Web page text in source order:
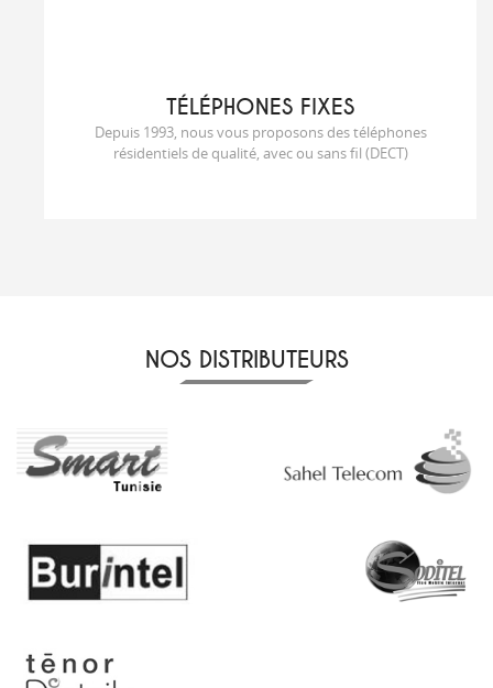
TÉLÉPHONES FIXES
Depuis 1993, nous vous proposons des téléphones
résidentiels de qualité, avec ou sans fil (DECT)
NOS DISTRIBUTEURS